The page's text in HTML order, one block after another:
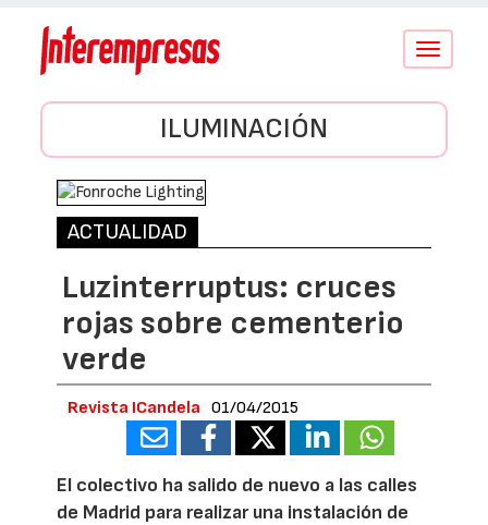
Conmutar
ILUMINACIÓN
ACTUALIDAD
Luzinterruptus: cruces
rojas sobre cementerio
verde
Revista ICandela 01/04/2015
El colectivo ha salido de nuevo a las calles
de Madrid para realizar una instalación de